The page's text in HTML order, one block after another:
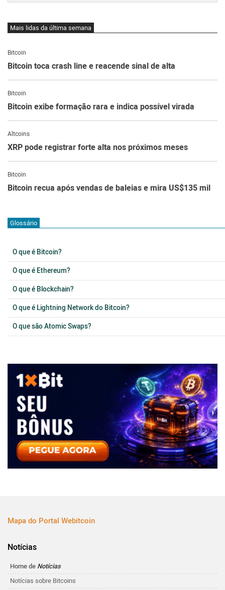
Mais lidas da última semana
Bitcoin
Bitcoin toca crash line e reacende sinal de alta
Bitcoin
Bitcoin exibe formação rara e indica possível virada
Altcoins
XRP pode registrar forte alta nos próximos meses
Bitcoin
Bitcoin recua após vendas de baleias e mira US$135 mil
Glossário
O que é Bitcoin?
O que é Ethereum?
O que é Blockchain?
O que é Lightning Network do Bitcoin?
O que são Atomic Swaps?
Mapa do Portal Webitcoin
Notícias
Home de Notícias
Notícias sobre Bitcoins